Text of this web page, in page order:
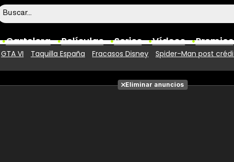
Cartelera Películas Series Vídeos Premios
Taquilla Fotos
GTA VI Taquilla España Fracasos Disney Spider-Man post
Eliminar anuncios